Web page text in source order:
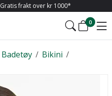
Gratis frakt over kr 1000*
0
/
Badetøy /
Bikini